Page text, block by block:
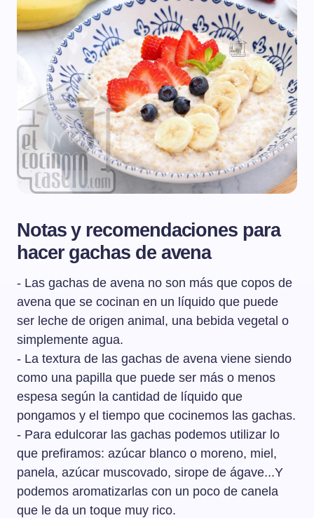
Notas y recomendaciones para
hacer gachas de avena
- Las gachas de avena no son más que copos de
avena que se cocinan en un líquido que puede
ser leche de origen animal, una bebida vegetal o
simplemente agua.
- La textura de las gachas de avena viene siendo
como una papilla que puede ser más o menos
espesa según la cantidad de líquido que
pongamos y el tiempo que cocinemos las gachas.
- Para edulcorar las gachas podemos utilizar lo
que prefiramos: azúcar blanco o moreno, miel,
panela, azúcar muscovado, sirope de ágave...Y
podemos aromatizarlas con un poco de canela
que le da un toque muy rico.